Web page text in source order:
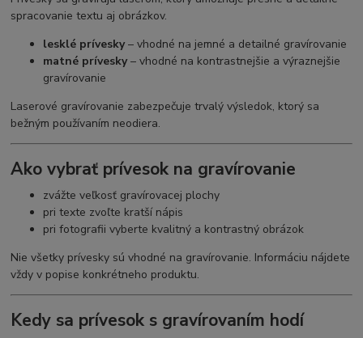
spracovanie textu aj obrázkov.
lesklé prívesky– vhodné na jemné a detailné gravírovanie
matné prívesky– vhodné na kontrastnejšie a výraznejšie
gravírovanie
Laserové gravírovanie zabezpečuje trvalý výsledok, ktorý sa
bežným používaním neodiera.
Ako vybrať prívesok na gravírovanie
zvážte veľkosť gravírovacej plochy
pri texte zvoľte kratší nápis
pri fotografii vyberte kvalitný a kontrastný obrázok
Nie všetky prívesky sú vhodné na gravírovanie. Informáciu nájdete
vždy v popise konkrétneho produktu.
Kedy sa prívesok s gravírovaním hodí